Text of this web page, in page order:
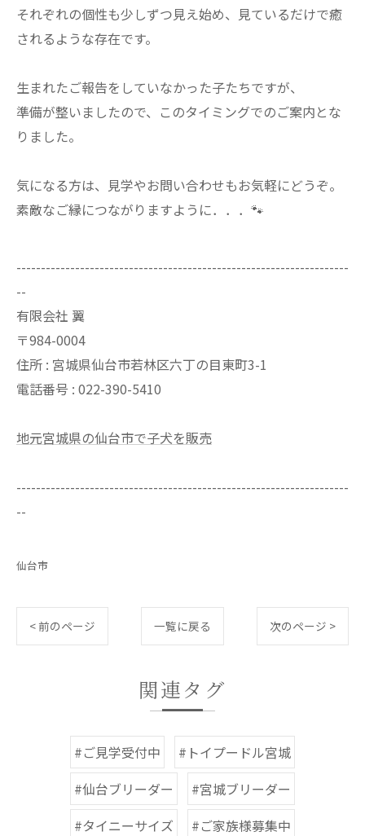
それぞれの個性も少しずつ見え始め、見ているだけで癒
されるような存在です。
生まれたご報告をしていなかった子たちですが、
準備が整いましたので、このタイミングでのご案内とな
りました。
気になる方は、見学やお問い合わせもお気軽にどうぞ。
素敵なご縁につながりますように．．．🐾
--------------------------------------------------------------------
--
有限会社 翼
〒984-0004
住所 : 宮城県仙台市若林区六丁の目東町3-1
電話番号 : 022-390-5410
地元宮城県の仙台市で子犬を販売
--------------------------------------------------------------------
--
仙台市
< 前のページ 一覧に戻る 次のページ >
関連タグ
#ご見学受付中
#トイプードル宮城
#仙台ブリーダー
#宮城ブリーダー
#タイニーサイズ
#ご家族様募集中